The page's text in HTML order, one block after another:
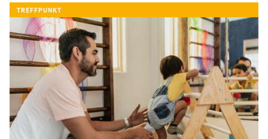
TREFFPUNKT